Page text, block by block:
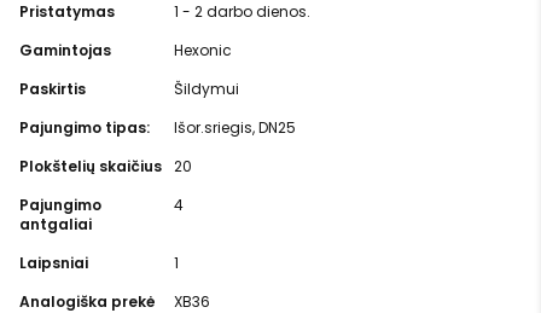
Pristatymas
1 - 2 darbo dienos.
Gamintojas
Hexonic
Paskirtis
Šildymui
Pajungimo tipas:
Išor.sriegis, DN25
Plokštelių skaičius 20
Pajungimo
antgaliai
4
Laipsniai
1
Analogiška prekė
XB36